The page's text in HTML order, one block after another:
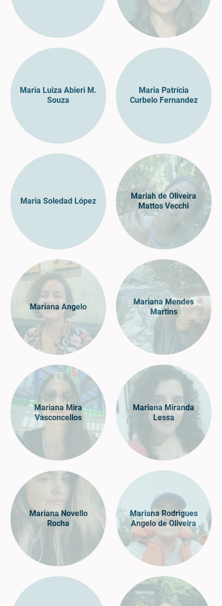
Maria Luiza Abieri M.
Souza
Maria Patrícia
Curbelo Fernandez
Maria Soledad López
Mariah de Oliveira
Mattos Vecchi
Mariana Angelo
Mariana Mendes
Martins
Mariana Mira
Vasconcellos
Mariana Miranda
Lessa
Mariana Novello
Rocha
Mariana Rodrigues
Angelo de Oliveira